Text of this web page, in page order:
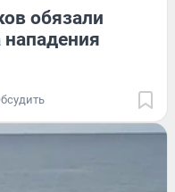
обязали